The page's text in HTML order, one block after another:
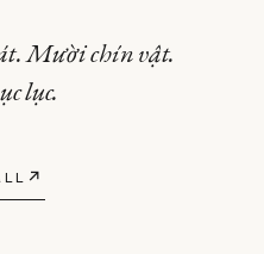
Mười chín vật.
lục.
↗